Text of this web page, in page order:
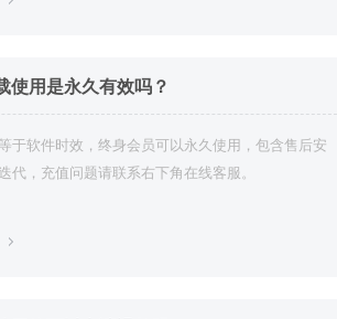
使用是永久有效吗？
于软件时效，终身会员可以永久使用，包含售后安
代，充值问题请联系右下角在线客服。